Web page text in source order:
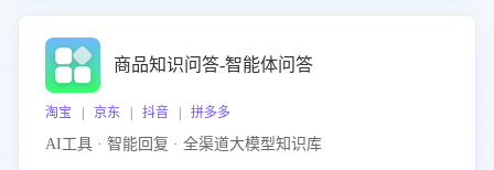
商品知识问答-智能体问答
淘宝 | 京东 | 抖音 | 拼多多
AI工具 · 智能回复 · 全渠道大模型知识库